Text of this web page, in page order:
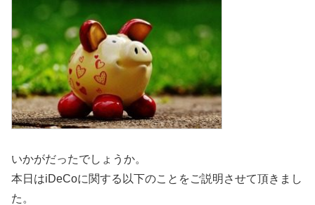
いかがだったでしょうか。
本日はiDeCoに関する以下のことをご説明させて頂きまし
た。